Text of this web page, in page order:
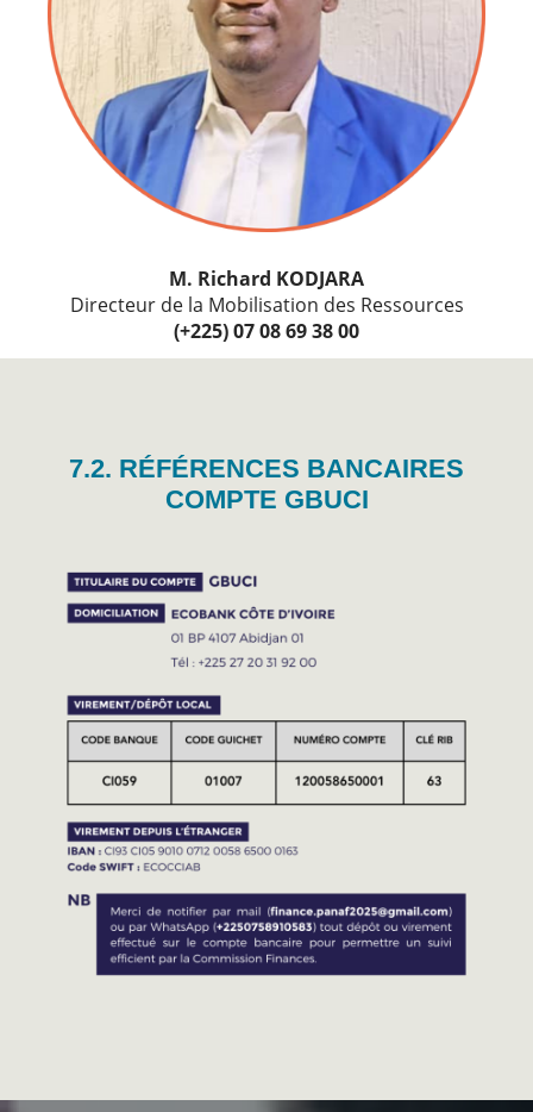
M. Richard KODJARA
Directeur de la Mobilisation des Ressources
(+225) 07 08 69 38 00
7.2. RÉFÉRENCES BANCAIRES
COMPTE GBUCI